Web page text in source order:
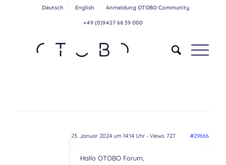
Deutsch English Anmeldung OTOBO Community
+49 (0)9427 68 39 000
23. Januar 2024 um 14:14 Uhr- Views: 727 #29666
Hallo OTOBO Forum,